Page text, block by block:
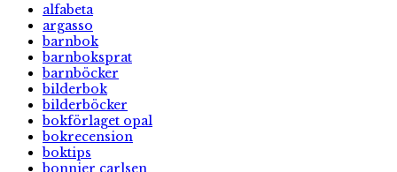
alfabeta
argasso
barnbok
barnboksprat
barnböcker
bilderbok
bilderböcker
bokförlaget opal
bokrecension
boktips
bonnier carlsen